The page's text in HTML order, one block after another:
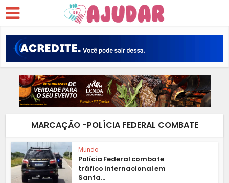
MARCAÇÃO -POLÍCIA FEDERAL COMBATE
Mundo
Polícia Federal combate
tráfico internacional em
Santa...